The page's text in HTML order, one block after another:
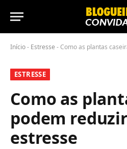
Início- Estresse -Como as plantas
ESTRESSE
Como as
podem
estresse